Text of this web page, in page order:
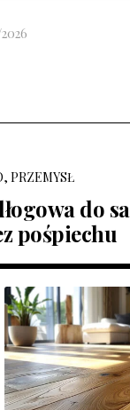
PRZEMYSŁ
do
pośpiechu